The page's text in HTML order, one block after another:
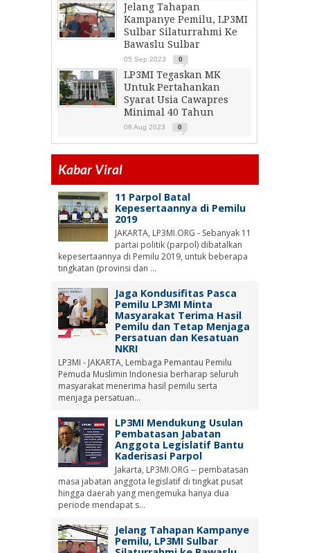
Jelang Tahapan
Kampanye Pemilu, LP3MI
Sulbar Silaturrahmi Ke
Bawaslu Sulbar
05 Sep 2023 0
LP3MI Tegaskan MK
Untuk Pertahankan
Syarat Usia Cawapres
Minimal 40 Tahun
08 Aug 2023 0
Kabar Viral
11 Parpol Batal
Kepesertaannya di Pemilu
2019
JAKARTA, LP3MI.ORG - Sebanyak 11
partai politik (parpol) dibatalkan
kepesertaannya di Pemilu 2019, untuk beberapa
tingkatan (provinsi dan ...
Jaga Kondusifitas Pasca
Pemilu LP3MI Minta
Masyarakat Terima Hasil
Pemilu dan Tetap Menjaga
Persatuan dan Kesatuan
NKRI
LP3MI - JAKARTA, Lembaga Pemantau Pemilu
Pemuda Muslimin Indonesia berharap seluruh
masyarakat menerima hasil pemilu serta
menjaga persatuan...
LP3MI Mendukung Usulan
Pembatasan Jabatan
Anggota Legislatif Bantu
Kaderisasi Parpol
Jakarta, LP3MI.ORG -- pembatasan
masa jabatan anggota legislatif di tingkat pusat
hingga daerah yang mengemuka hanya dua
periode mendapat s...
Jelang Tahapan Kampanye
Pemilu, LP3MI Sulbar